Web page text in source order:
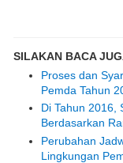
SILAKAN BACA
Proses dan
Pemda Tahun
Di Tahun 2016,
Berdasarkan
Perubahan
Lingkungan